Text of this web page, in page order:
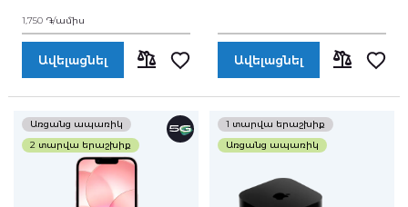
1,750 ֏/ամիս
Ավելացնել Ավելացնել
Առցանց ապառիկ
2 տարվա երաշխիք
1 տարվա երաշխիք
Առցանց ապառիկ
Իմ կուտակած միավորները
Դուրս գալ